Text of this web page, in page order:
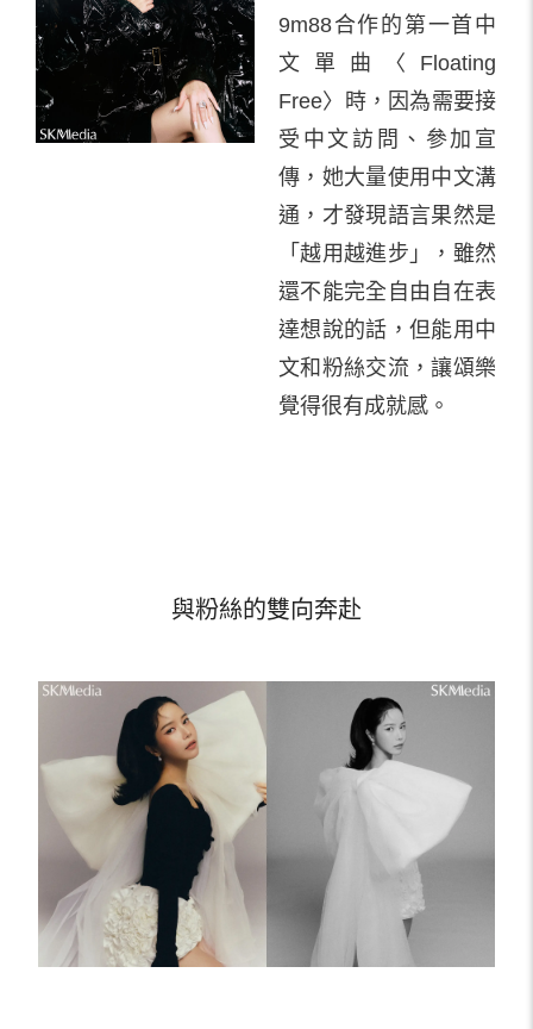
9m88合作的第一首中
文單曲〈Floating
Free〉時，因為需要接
受中文訪問、參加宣
傳，她大量使用中文溝
通，才發現語言果然是
「越用越進步」，雖然
還不能完全自由自在表
達想說的話，但能用中
文和粉絲交流，讓頌樂
覺得很有成就感。
與粉絲的雙向奔赴